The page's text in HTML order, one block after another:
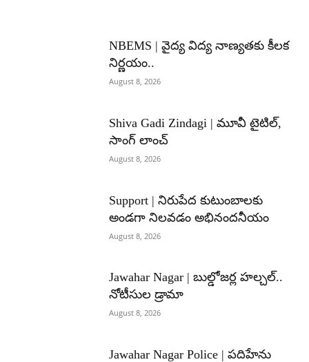
NBEMS | వైద్య విద్య నాణ్యతకు కీలక
నిర్ణయం..
August 8, 2026
Shiva Gadi Zindagi | మూవీ టైటిల్,
సాంగ్ లాంచ్
August 8, 2026
Support | నిరుపేద కుటుంబాలకు
అండగా నిలవడం అభినందనీయం
August 8, 2026
Jawahar Nagar | బుల్డోజర్ల హల్చల్..
నోటీసుల డ్రామా
August 8, 2026
Jawahar Nagar Police | పదిహేను